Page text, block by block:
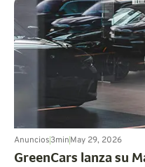
una conducción más limpia.
Anuncios3minMay 29, 2026
GreenCars lanza su